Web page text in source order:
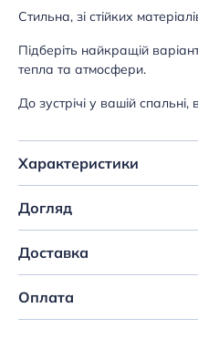
Стильна, зі стійких
Підберіть найкращій
тепла та атмосфери.
До зустрічі у вашій спальні,
Характеристики
Догляд
Доставка
Оплата